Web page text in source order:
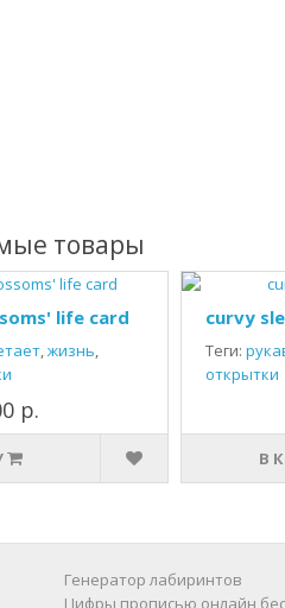
товары
life card
,жизнь,
р.
curvy
Теги:
открытки
В
Генератор лабиринтов
Цифры прописью онлайн